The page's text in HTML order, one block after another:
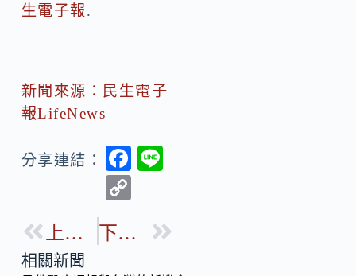
生電子報.
新聞來源：民生電子
報LifeNews
分享連結：
F
bp
上一篇 下一篇
相關新聞